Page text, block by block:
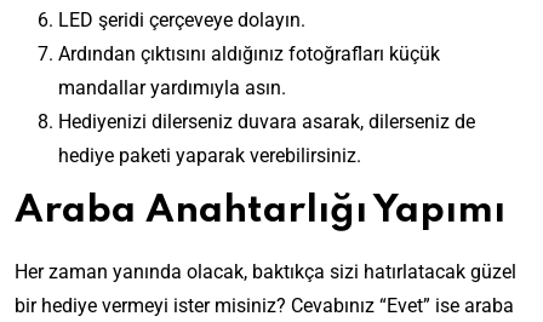
LED şeridi çerçeveye dolayın.
Ardından çıktısını aldığınız fotoğrafları küçük
mandallar yardımıyla asın.
Hediyenizi dilerseniz duvara asarak, dilerseniz de
hediye paketi yaparak verebilirsiniz.
Araba Anahtarlığı Yapımı
Her zaman yanında olacak, baktıkça sizi hatırlatacak güzel
bir hediye vermeyi ister misiniz? Cevabınız “Evet” ise araba